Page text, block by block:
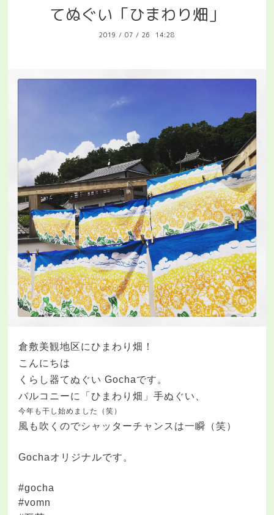
てぬぐい「ひまわり畑」
2019 / 07 / 26 14:28
倉敷美観地区にひまわり畑！
こんにちは
くらし器てぬぐい Gochaです。
バルコニーに「ひまわり畑」手ぬぐい、
今年も干し始めました（笑）
風も吹くのでシャッターチャンスは一瞬（笑）
Gochaオリジナルです。
#gocha
#vomn